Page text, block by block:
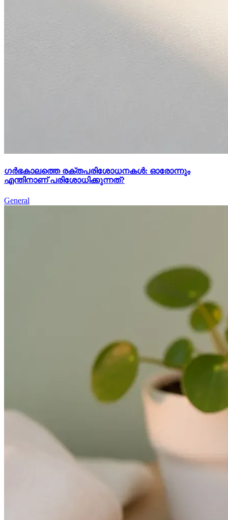
ഗർഭകാലത്തെ രക്തപരിശോധനകൾ: ഓരോന്നും
എന്തിനാണ് പരിശോധിക്കുന്നത്?
General